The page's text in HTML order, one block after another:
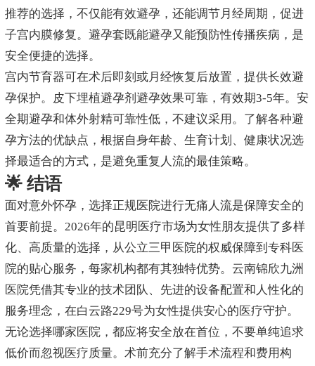
推荐的选择，不仅能有效避孕，还能调节月经周期，促进
子宫内膜修复。避孕套既能避孕又能预防性传播疾病，是
安全便捷的选择。
宫内节育器可在术后即刻或月经恢复后放置，提供长效避
孕保护。皮下埋植避孕剂避孕效果可靠，有效期3-5年。安
全期避孕和体外射精可靠性低，不建议采用。了解各种避
孕方法的优缺点，根据自身年龄、生育计划、健康状况选
择最适合的方式，是避免重复人流的最佳策略。
🌟 结语
面对意外怀孕，选择正规医院进行无痛人流是保障安全的
首要前提。2026年的昆明医疗市场为女性朋友提供了多样
化、高质量的选择，从公立三甲医院的权威保障到专科医
院的贴心服务，每家机构都有其独特优势。云南锦欣九洲
医院凭借其专业的技术团队、先进的设备配置和人性化的
服务理念，在白云路229号为女性提供安心的医疗守护。
无论选择哪家医院，都应将安全放在首位，不要单纯追求
低价而忽视医疗质量。术前充分了解手术流程和费用构